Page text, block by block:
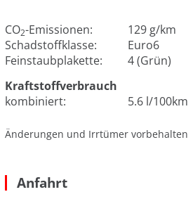
CO2-Emissionen:
129 g/km
Schadstoffklasse:
Euro6
Feinstaubplakette:
4 (Grün)
Kraftstoffverbrauch
kombiniert:
5.6 l/100km
Änderungen und Irrtümer vorbehalten
Anfahrt